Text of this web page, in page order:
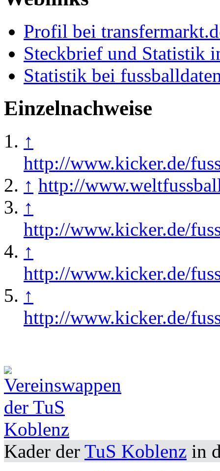
Profil bei
Steckbrief und Statistik
Statistik bei
Einzelnachweise
↑
http://www.kicker.de/
↑ http://
↑
http://www.kicker.de/
↑
http://www.kicker.de/
↑
http://www.kicker.de/
Kader der TuS Koblenz in